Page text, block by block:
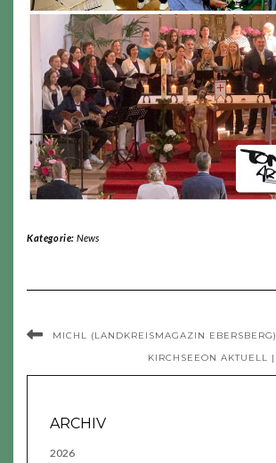
Kategorie: News
MICHL (LANDKREISMAGAZIN
KIRCHSEEON AKTUELL
ARCHIV
2026